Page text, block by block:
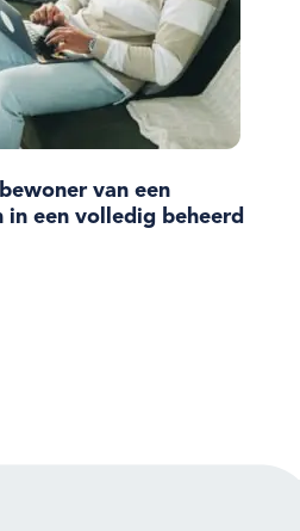
van een
in een volledig beheerd